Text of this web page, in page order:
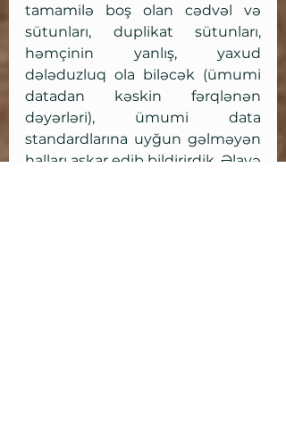
tamamilə boş olan cədvəl və
sütunları, duplikat sütunları,
həmçinin yanlış, yaxud
dələduzluq ola biləcək (ümumi
datadan kəskin fərqlənən
dəyərləri), ümumi data
standardlarına uyğun gəlməyən
halları aşkar edib bildirirdik. Əlavə